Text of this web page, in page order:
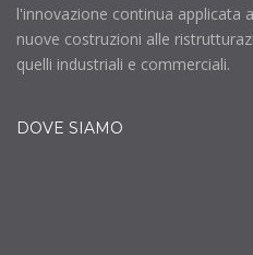
l'innovazione continua applicata
nuove costruzioni alle
quelli industriali e commerciali.
DOVE SIAMO